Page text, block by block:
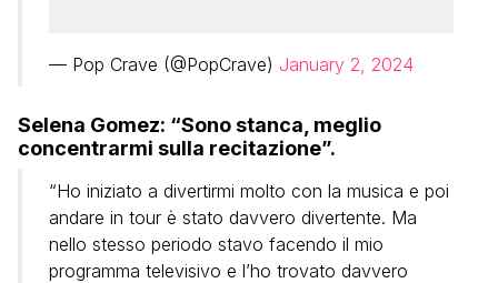
— Pop Crave (@PopCrave) January 2, 2024
Selena Gomez: “Sono stanca, meglio
concentrarmi sulla recitazione”.
“Ho iniziato a divertirmi molto con la musica e poi
andare in tour è stato davvero divertente. Ma
nello stesso periodo stavo facendo il mio
programma televisivo e l’ho trovato davvero